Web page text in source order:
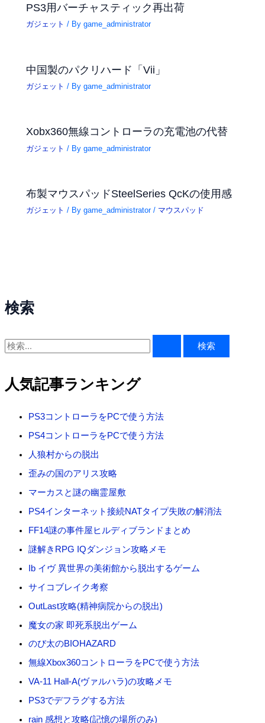
検索
検
対
象
人気記事ランキング
PS3コントローラをPCで使う方法
PS4コントローラをPCで使う方法
人狼村からの脱出
歪みの国のアリス攻略
マーカスと謎の幽霊屋敷
PS4インターネット接続NATタイプ失敗の解消法
FF14謎の事件屋ヒルディブランドまとめ
謎解きRPG IQダンジョン攻略メモ
Ib イヴ 異世界の美術館から脱出するゲーム
サイコブレイク考察
OutLast攻略(精神病院からの脱出)
魔女の家 即死系脱出ゲーム
のび太のBIOHAZARD
無線Xbox360コントローラをPCで使う方法
VA-11 Hall-A(ヴァルハラ)の攻略メモ
PS3でデフラグする方法
rain 感想と攻略(記憶の場所のみ)
PS3用バーチャスティック再出荷
ガジェット / Bygame_administrator
中国製のパクリハード「Vii」
ガジェット / Bygame_administrator
Xobx360無線コントローラの充電池の代替
ガジェット / Bygame_administrator
布製マウスパッドSteelSeries QcKの使用感
ガジェット / Bygame_administrator/ マウスパッド